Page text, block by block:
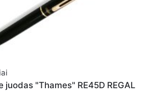
juodas "Thames" RE45D REGAL